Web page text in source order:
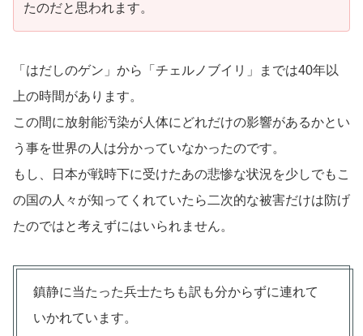
たのだと思われます。
「はだしのゲン」から「チェルノブイリ」までは40年以
上の時間があります。
この間に放射能汚染が人体にどれだけの影響があるかとい
う事を世界の人は分かっていなかったのです。
もし、日本が戦時下に受けたあの悲惨な状況を少しでもこ
の国の人々が知ってくれていたら二次的な被害だけは防げ
たのではと考えずにはいられません。
鎮静に当たった兵士たちも訳も分からずに連れて
いかれています。